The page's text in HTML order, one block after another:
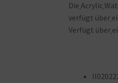
Die Acrylic
verfügt über
Verfügt über